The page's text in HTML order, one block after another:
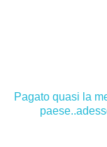
Pagato quasi la